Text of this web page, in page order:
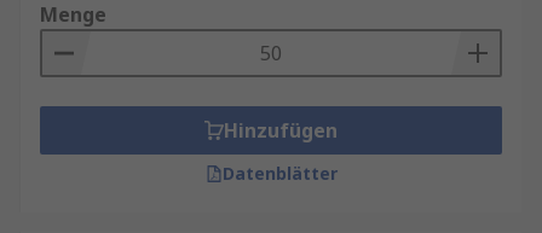
Menge
Hinzufügen
Datenblätter